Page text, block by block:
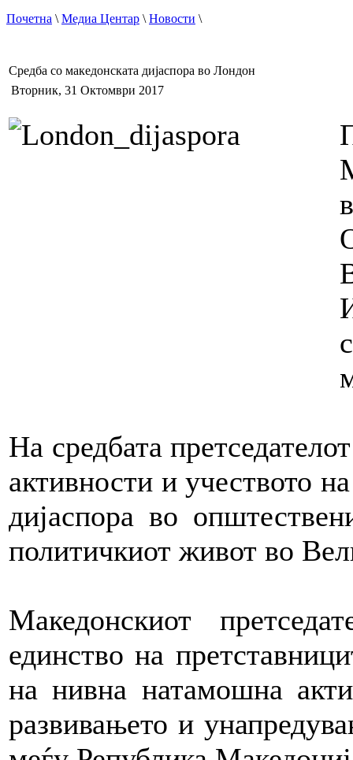
Почетна \Медиа Центар \Новости \
Средба со македонската дијаспора во Лондон
Вторник, 31 Октомври 2017
На средбата
активности и учеството
дијаспора во
политичкиот живот во
Македонскиот
единство на
на нивна натамошна
развивањето и